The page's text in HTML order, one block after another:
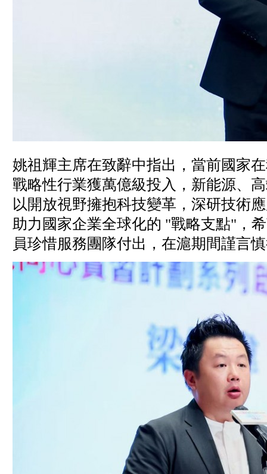
姚祖輝主席在致辭中指出，當前國家
戰略性行業獲萬億級投入，新能源、
以開放視野擁抱科技變革，深研技術
助力國家企業全球化的 "戰略支點"，
員珍惜服務團隊付出，在滬期間謹言